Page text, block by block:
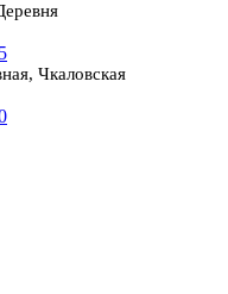
Чкаловская